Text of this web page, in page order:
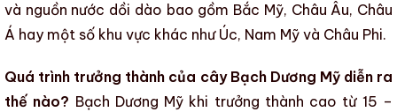
và nguồn nước dồi dào bao gồm Bắc Mỹ, Châu Âu, Châu
Á hay một số khu vực khác như Úc, Nam Mỹ và Châu Phi.
Quá trình trưởng thành của cây Bạch Dương Mỹ diễn ra
thế nào? Bạch Dương Mỹ khi trưởng thành cao từ 15 –